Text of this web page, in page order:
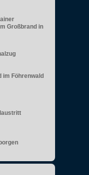
Großbrand in
im Föhrenwald